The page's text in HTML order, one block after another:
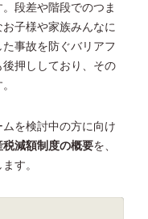
段差や階段でのつま
子様や家族みんなに
事故を防ぐバリアフ
押ししており、その
を検討中の方に向け
減額制度の概要を、
す。